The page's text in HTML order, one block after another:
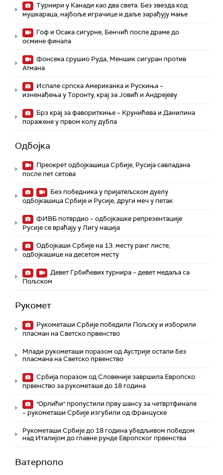
Турнири у Канади као два света: Без звезда код
мушкараца, најбоље играчице и даље зарађују мање
Гоф и Осака сигурне, Бенчић после драме до
осмине финала
Фонсека срушио Руда, Меншик сигуран против
Атмана
Испале српска Американка и Рускиња –
изненађења у Торонту, крај за Јовић и Андрејеву
Брз крај за фавориткиње – Крунићева и Данилина
поражене у првом колу дубла
Одбојка
Преокрет одбојкашица Србије, Русија савладана
после пет сетова
Без победника у пријатељском дуелу
одбојкашица Србије и Русије, други меч у петак
ФИВБ потврдио – одбојкашке репрезентације
Русије се враћају у Лигу нација
Одбојкаши Србије на 13. месту ранг листе,
одбојкашице на десетом месту
Девет Грбићевих турнира – девет медаља са
Пољском
Рукомет
Рукометаши Србије победили Пољску и изборили
пласман на Светско првенство
Млади рукометаши поразом од Аустрије остали без
пласмана на Светско првенство
Србија поразом од Словеније завршила Европско
првенство за рукометаше до 18 година
"Орлићи" пропустили прву шансу за четвртфинале
– рукометаши Србије изгубили од Француске
Рукометаши Србије до 18 година убедљивом победом
над Италијом до главне рунде Европског првенства
Ватерполо